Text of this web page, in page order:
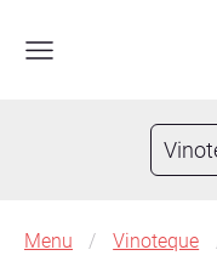
Menu Vinoteque